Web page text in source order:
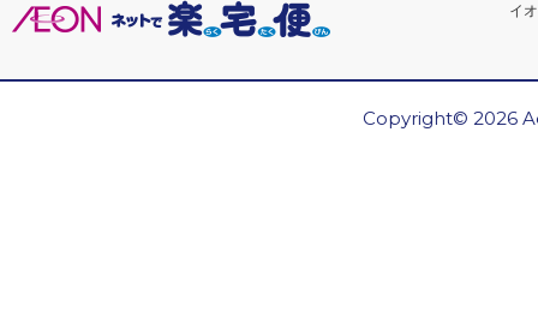
イ
Copyright© 2026